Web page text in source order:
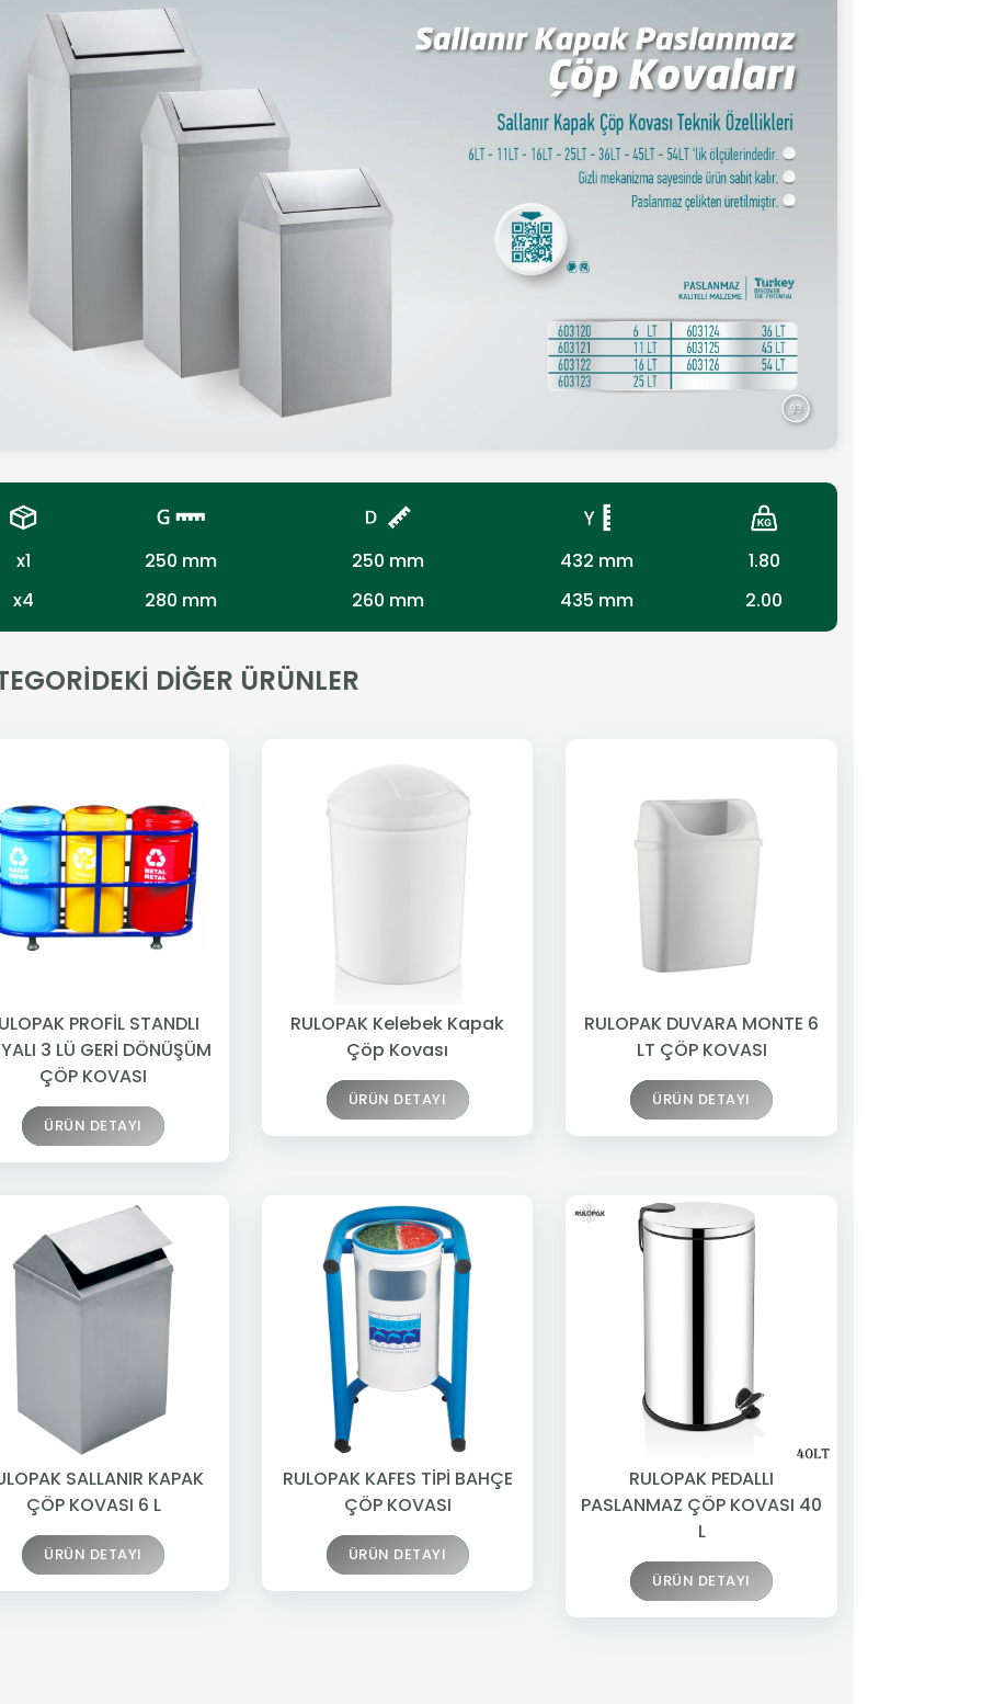
x1 250 mm 250 mm 432 mm
1.80
x4
280 mm 260 mm 435 mm 2.00
DİĞER ÜRÜNLER
PROFİL STANDLI
3 LÜ GERİ DÖNÜŞÜM
ÇÖP KOVASI
ÜRÜN DETAYI
RULOPAK Kelebek Kapak
Çöp Kovası
ÜRÜN DETAYI
RULOPAK DUVARA MONTE 6
LT ÇÖP KOVASI
ÜRÜN DETAYI
SALLANIR KAPAK
ÇÖP KOVASI 6 L
ÜRÜN DETAYI
RULOPAK KAFES TİPİ BAHÇE
ÇÖP KOVASI
ÜRÜN DETAYI
RULOPAK PEDALLI
PASLANMAZ ÇÖP KOVASI 40
L
ÜRÜN DETAYI